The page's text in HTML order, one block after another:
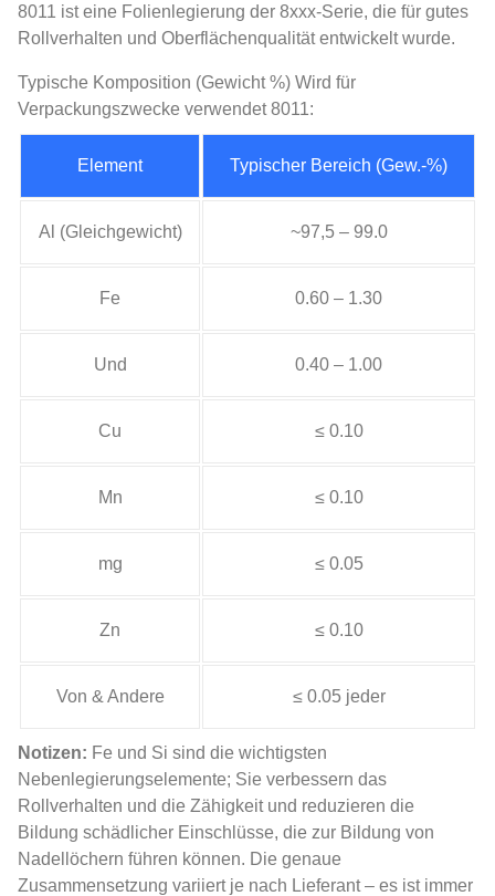
8011 ist eine Folienlegierung der 8xxx-Serie, die für gutes
Rollverhalten und Oberflächenqualität entwickelt wurde.
Typische Komposition (Gewicht %) Wird für
Verpackungszwecke verwendet 8011:
Element Typischer Bereich (Gew.-%)
Al (Gleichgewicht) ~97,5 – 99.0
Fe 0.60 – 1.30
Und 0.40 – 1.00
Cu ≤ 0.10
Mn ≤ 0.10
mg ≤ 0.05
Zn ≤ 0.10
Von & Andere ≤ 0.05 jeder
Notizen: Fe und Si sind die wichtigsten
Nebenlegierungselemente; Sie verbessern das
Rollverhalten und die Zähigkeit und reduzieren die
Bildung schädlicher Einschlüsse, die zur Bildung von
Nadellöchern führen können. Die genaue
Zusammensetzung variiert je nach Lieferant – es ist immer